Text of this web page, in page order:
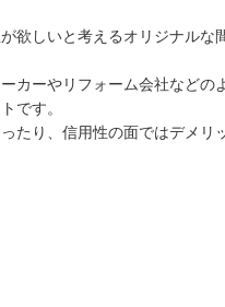
欲しいと考えるオリジナルな
カーやリフォーム会社などの
です。
たり、信用性の面ではデメリ